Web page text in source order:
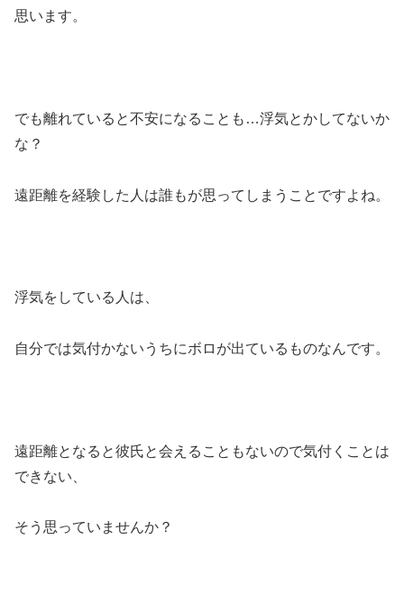
思います。
でも離れていると不安になることも…浮気とかしてないか
な？
遠距離を経験した人は誰もが思ってしまうことですよね。
浮気をしている人は、
自分では気付かないうちにボロが出ているものなんです。
遠距離となると彼氏と会えることもないので気付くことは
できない、
そう思っていませんか？